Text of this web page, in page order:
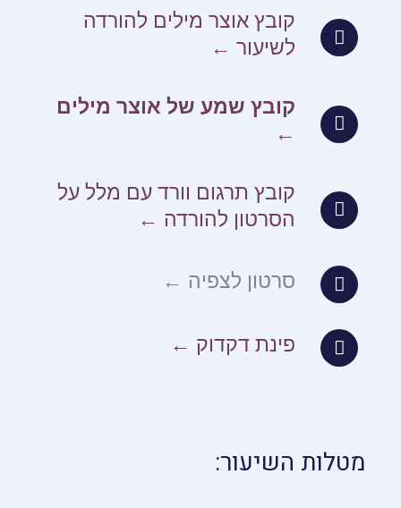
קובץ אוצר מילים להורדה
לשיעור ←
קובץ שמע של אוצר מילים
←
קובץ תרגום וורד עם מלל על
הסרטון להורדה ←
סרטון לצפיה ←
פינת דקדוק ←
מטלות השיעור: